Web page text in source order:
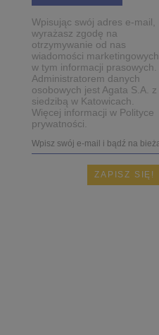
Wpisując swój adres e-mail,
wyrażasz zgodę na
otrzymywanie od nas
wiadomości marketingowych,
w tym informacji prasowych.
Administratorem danych
osobowych jest Agata S.A. z
siedzibą w Katowicach.
Więcej informacji w Polityce
prywatności.